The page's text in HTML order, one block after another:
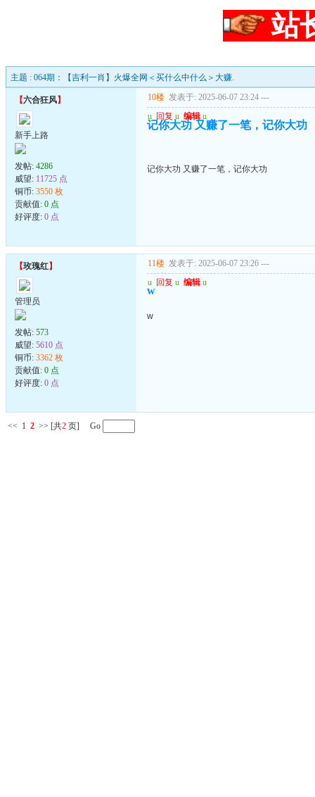
站
主题 : 064期：【吉利一肖】火爆全网＜买什么中什么＞大赚.
【六合狂风】
新手上路
发帖: 4286
威望: 11725 点
铜币: 3550 枚
贡献值: 0 点
好评度: 0 点
10楼 发表于: 2025-06-07 23:24 ---
u 回复 u 编辑 u
记你大功 又赚了一笔，记你大功
记你大功 又赚了一笔，记你大功
【玫瑰红】
管理员
发帖: 573
威望: 5610 点
铜币: 3362 枚
贡献值: 0 点
好评度: 0 点
11楼 发表于: 2025-06-07 23:26 ---
u 回复 u 编辑 u
w
w
<< 1 2 >> [共2 页] Go